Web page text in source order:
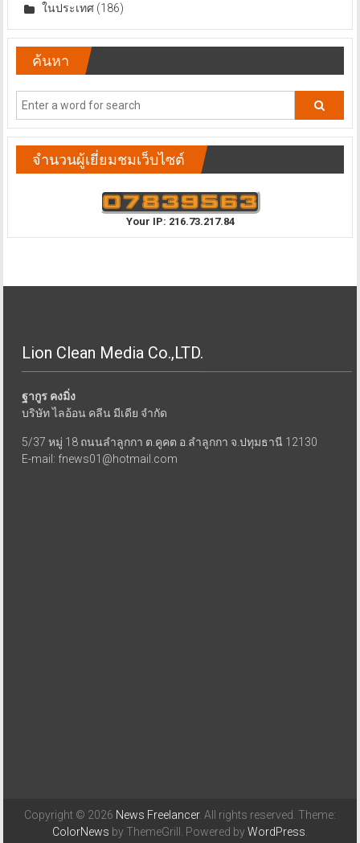
ในประเทศ(186)
ค้นหา
จำนวนผู้เยี่ยมชมเว็บไซต์
Your IP: 216.73.217.84
Lion Clean Media Co.,LTD.
ฐากูร คงมิ่ง
บริษัท ไลอ้อน คลีน มีเดีย จำกัด
5/37 หมู่ 18 ถนนลำลูกกา ต.คูคต อ.ลำลูกกา จ.ปทุมธานี 12130
E-mail: fnews01@hotmail.com
Copyright © 2026 News Freelancer. All rights reserved. Theme:
ColorNews by ThemeGrill. Powered byWordPress